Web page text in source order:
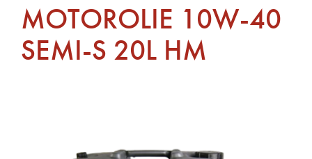
MOTOROLIE 10W-40
SEMI-S 20L HM